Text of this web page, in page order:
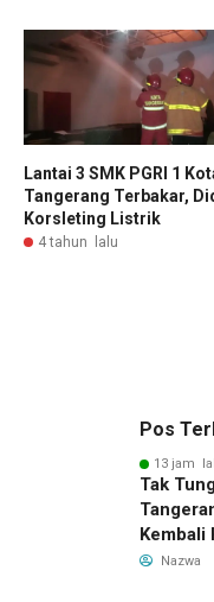
Lantai 3 SMK PGRI 1
Tangerang Terbakar,
Korsleting Listrik
4 tahun lalu
Pos
13 jam
Tak
Kembali
yangNazwa